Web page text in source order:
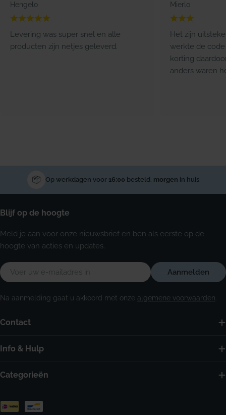
Hengelo
Levering was super snel en alle
producten zijn netjes geleverd.
Mierlo
Het zijn
werkte de code
korting
anders waren
Op werkdagen voor 16:00 besteld, morgen in huis
Contact
Info & Hulp
Categorieën
Blijf op de hoogte
Meld je aan voor onze nieuwsbrief en ben als eerste op de
hoogte van acties en updates.
E-
mail
Aanmelden
Na aanmelding gaat u akkoord met onze algemene voorwaarden
Betaalmethoden